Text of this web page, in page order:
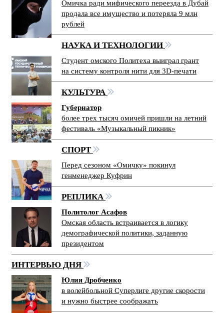
Омичка ради мифического переезда в Дубай
продала все имущество и потеряла 9 млн
рублей
НАУКА И ТЕХНОЛОГИИ
Студент омского Политеха выиграл грант
на систему контроля нити для 3D-печати
КУЛЬТУРА
Губернатор
более трех тысяч омичей пришли на летний
фестиваль «Музыкальный пикник»
СПОРТ
Перед сезоном «Омичку» покинул
генменеджер Куфрин
РЕПЛИКА
Политолог Асафов
Омская область встраивается в логику
демографической политики, заданную
президентом
ИНТЕРВЬЮ ДНЯ
Юлия Дробченко
в волейбольной Суперлиге другие скорости
и нужно быстрее соображать